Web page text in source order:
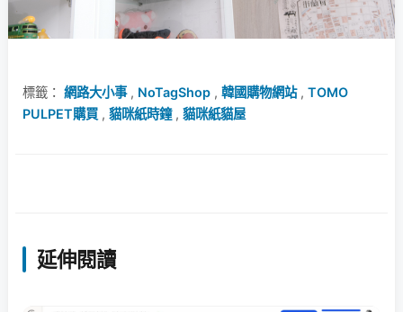
標籤： 網路大小事, NoTagShop , 韓國購物網站, TOMO
PULPET購買 , 貓咪紙時鐘, 貓咪紙貓屋
延伸閱讀